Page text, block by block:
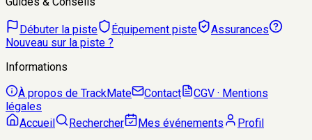
Débuter la piste Équipement piste
Assurances
Nouveau sur la piste ?
Informations
À propos de TrackMate
Contact
CGV · Mentions
légales
Accueil
Rechercher Mes événements
Profil